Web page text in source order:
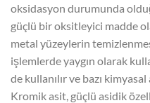
oksidasyon durumunda
güçlü bir oksitleyici madde
metal yüzeylerin
işlemlerde yaygın olarak
de kullanılır ve bazı
Kromik asit, güçlü asidik